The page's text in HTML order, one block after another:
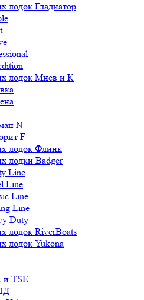
лодок Гладиатор
лодок Мнев и К
N
F
лодок Флинк
лодки Badger
Line
Line
Line
Line
Duty
лодок RiverBoats
лодок Yukona
и TSE